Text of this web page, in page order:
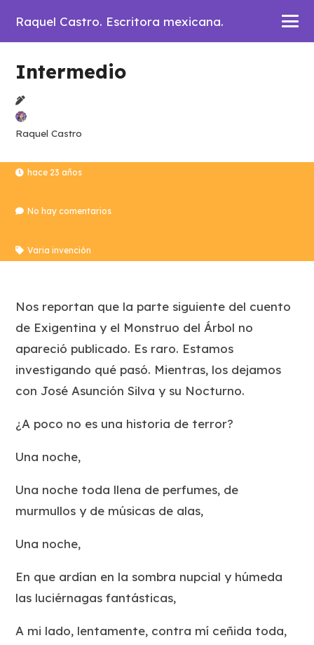
Raquel Castro. Escritora mexicana.
Intermedio
Raquel Castro
hace 23 años
No hay comentarios
Varia invención
Nos reportan que la parte siguiente del cuento
de Exigentina y el Monstruo del Árbol no
apareció publicado. Es raro. Estamos
investigando qué pasó. Mientras, los dejamos
con José Asunción Silva y su Nocturno.
¿A poco no es una historia de terror?
Una noche,
Una noche toda llena de perfumes, de
murmullos y de músicas de alas,
Una noche,
En que ardían en la sombra nupcial y húmeda
las luciérnagas fantásticas,
A mi lado, lentamente, contra mí ceñida toda,